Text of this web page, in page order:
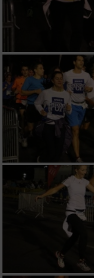
IAB-Besonderheiten:
Verwendung genauer
Informationen
Nicht-IAB-Verarbeitungszwecke:
Notwendig
Performance
Funktional
Werbung